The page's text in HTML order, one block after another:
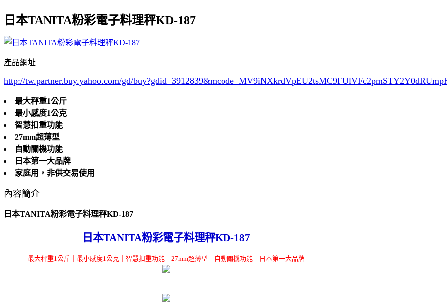
日本TANITA粉彩電子料理秤KD-187
產品網址
http://tw.partner.buy.yahoo.com/gd/buy?gdid=3912839
最大秤重1公斤
最小感度1公克
智慧扣重功能
27mm超薄型
自動關機功能
日本第一大品牌
家庭用，非供交易使用
內容簡介
日本TANITA粉彩電子料理秤KD-187
日本TANITA粉彩電子料理秤KD-187
最大秤重1公斤｜最小感度1公克｜智慧扣重功能｜27mm超薄型｜自動關機功能｜日本第一大品牌